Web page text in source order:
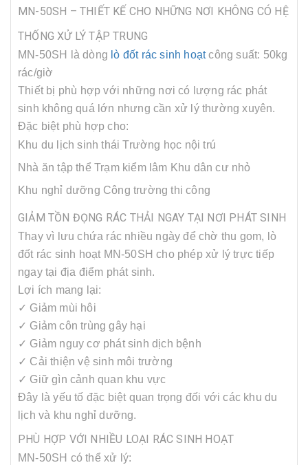
MN-50SH – THIẾT KẾ CHO NHỮNG NƠI KHÔNG CÓ HỆ
THỐNG XỬ LÝ TẬP TRUNG
MN-50SH là dòng lò đốt rác sinh hoạtcông suất: 50kg
rác/giờ
Thiết bị phù hợp với những nơi có lượng rác phát
sinh không quá lớn nhưng cần xử lý thường xuyên.
Đặc biệt phù hợp cho:
Khu du lịch sinh thái Trường học nội trú
Nhà ăn tập thể Trạm kiểm lâm Khu dân cư nhỏ
Khu nghỉ dưỡng Công trường thi công
GIẢM TỒN ĐỌNG RÁC THẢI NGAY TẠI NƠI PHÁT SINH
Thay vì lưu chứa rác nhiều ngày để chờ thu gom, lò
đốt rác sinh hoạt MN-50SH cho phép xử lý trực tiếp
ngay tại địa điểm phát sinh.
Lợi ích mang lại:
✓ Giảm mùi hôi
✓ Giảm côn trùng gây hại
✓ Giảm nguy cơ phát sinh dịch bệnh
✓ Cải thiện vệ sinh môi trường
✓ Giữ gìn cảnh quan khu vực
Đây là yếu tố đặc biệt quan trọng đối với các khu du
lịch và khu nghỉ dưỡng.
PHÙ HỢP VỚI NHIỀU LOẠI RÁC SINH HOẠT
MN-50SH có thể xử lý: